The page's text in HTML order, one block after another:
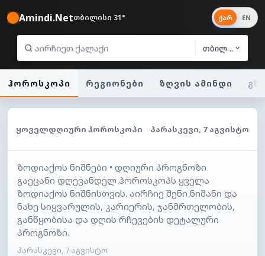
Amindi.Netთბილისი 31°
თბილისი
ქარ EN
ჰოროსკოპი რეგიონები ზღვის ამინდი
ᲧᲝᲕᲔᲚᲓᲦᲘᲣᲠᲘ ᲰᲝᲠᲝᲡᲙᲝᲞᲘ ᲞᲐᲠᲐᲡᲙᲔᲕᲘ, 7 ᲐᲒᲕᲘᲡᲢᲝ
ზოდიაქოს ნიშნები • დღიური პროგნოზი
გაეცანი დღევანდელ ჰოროსკოპს ყველა
ზოდიაქოს ნიშნისთვის. აირჩიე შენი ნიშანი და
ნახე სიყვარულის, კარიერის, ჯანმრთელობის,
განწყობისა და დღის რჩევების დეტალური
პროგნოზი.
პარასკევი, 7 აგვისტო